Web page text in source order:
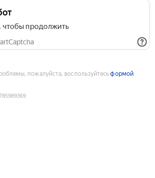
продолжить
пожалуйста, воспользуйтесьформой